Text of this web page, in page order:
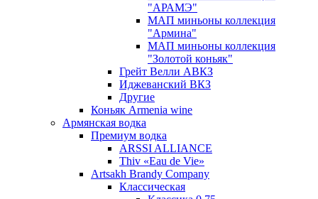
"АРАМЭ"
МАП миньоны коллекция
"Армина"
МАП миньоны коллекция
"Золотой коньяк"
Грейт Велли АВКЗ
Иджеванский ВКЗ
Другие
Коньяк Armenia wine
Армянская водка
Премиум водка
ARSSI ALLIANCE
Thiv «Eau de Vie»
Artsakh Brandy Company
Классическая